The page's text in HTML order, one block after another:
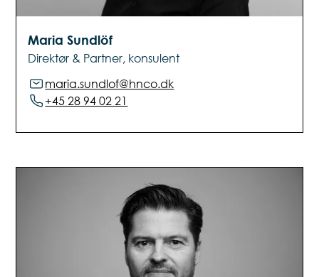
Maria Sundlöf
Direktør & Partner, konsulent
maria.sundlof@hnco.dk
+45 28 94 02 21